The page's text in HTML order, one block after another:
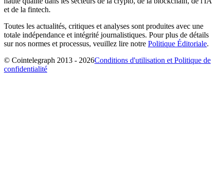
et de la fintech.
Toutes les actualités, critiques et analyses sont produites avec une
totale indépendance et intégrité journalistiques. Pour plus de détails
sur nos normes et processus, veuillez lire notre Politique Éditoriale.
© Cointelegraph 2013 - 2026Conditions d'utilisation et Politique de
confidentialité